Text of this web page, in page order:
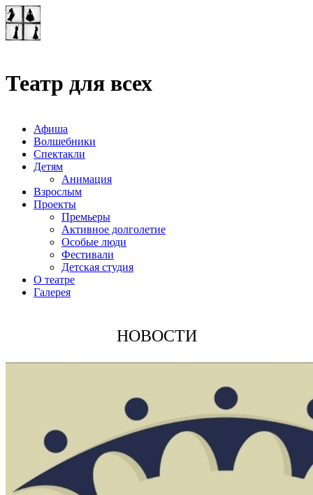
Театр для всех
Афиша
Волшебники
Спектакли
Детям
Анимация
Взрослым
Проекты
Премьеры
Активное долголетие
Особые люди
Фестивали
Детская студия
О театре
Галерея
НОВОСТИ